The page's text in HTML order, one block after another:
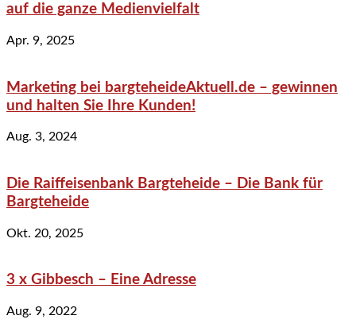
auf die ganze Medienvielfalt
Apr. 9, 2025
Marketing bei bargteheideAktuell.de – gewinnen
und halten Sie Ihre Kunden!
Aug. 3, 2024
Die Raiffeisenbank Bargteheide – Die Bank für
Bargteheide
Okt. 20, 2025
3 x Gibbesch – Eine Adresse
Aug. 9, 2022